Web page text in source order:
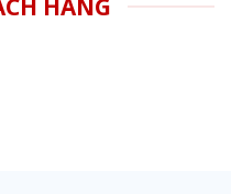
HÀNG